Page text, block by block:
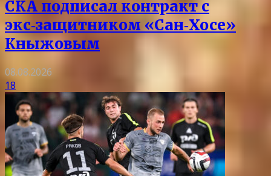
СКА подписал контракт с
экс‑защитником «Сан‑Хосе»
Кныжовым
08.08.2026
18